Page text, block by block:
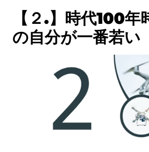
【２.】時代100年
の自分が一番若い